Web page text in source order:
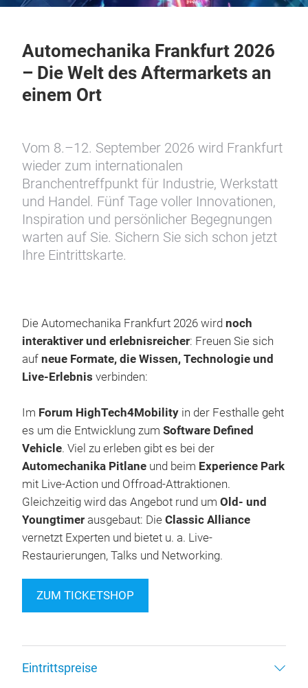
Automechanika Frankfurt 2026
– Die Welt des Aftermarkets an
einem Ort
Vom 8.–12. September 2026 wird Frankfurt
wieder zum internationalen
Branchentreffpunkt für Industrie, Werkstatt
und Handel. Fünf Tage voller Innovationen,
Inspiration und persönlicher Begegnungen
warten auf Sie. Sichern Sie sich schon jetzt
Ihre Eintrittskarte.
Die Automechanika Frankfurt 2026 wird noch
interaktiver und erlebnisreicher: Freuen Sie sich
auf neue Formate, die Wissen, Technologie und
Live-Erlebnis verbinden:
Im Forum HighTech4Mobility in der Festhalle geht
es um die Entwicklung zum Software Defined
Vehicle. Viel zu erleben gibt es bei der
Automechanika Pitlane und beim Experience Park
mit Live-Action und Offroad-Attraktionen.
Gleichzeitig wird das Angebot rund um Old- und
Youngtimer ausgebaut: Die Classic Alliance
vernetzt Experten und bietet u. a. Live-
Restaurierungen, Talks und Networking.
ZUM TICKETSHOP
Eintrittspreise